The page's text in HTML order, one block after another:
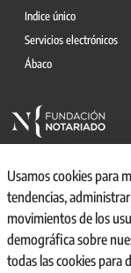
Indice único
Servicios electrónicos
Ábaco
© 2026, CONSEJO
CANAL
Usamos cookies para
tendencias,
movimientos de los
demográfica sobre
todas las cookies para